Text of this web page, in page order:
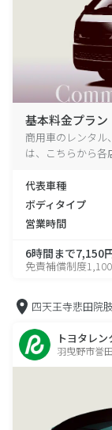
基本料金プラン
商用車のレンタ
は、こちらから各
代表車種
ボディタイプ
営業時間
6時間まで7,150
免責補償制度
四天王寺悲田院
トヨタレ
羽曳野市誉